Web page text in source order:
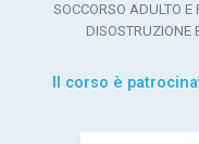
SOCCORSO ADULTO E
DISOSTRUZIONE
Il corso è